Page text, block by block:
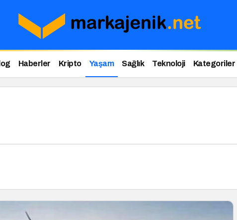
Haberler Kripto Yaşam Sağlık Teknoloji Kategoriler